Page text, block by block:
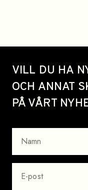
Site footer
VILL DU HA
OCH ANNAT
PÅ VÅRT